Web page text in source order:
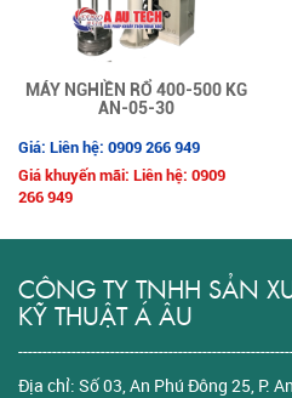
MÁY NGHIỀN RỔ 400-500 KG
AN-05-30
Giá: Liên hệ: 0909 266 949
Giá khuyến mãi: Liên hệ: 0909
266 949
CÔNG TY TNHH SẢN
KỸ THUẬT Á ÂU
Địa chỉ: Số 03, An Phú Đông 25, P.